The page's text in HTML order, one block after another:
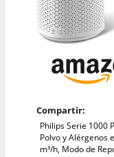
Compartir:
Philips Serie 1000
Polvo y Alérgenos
m³/h, Modo de